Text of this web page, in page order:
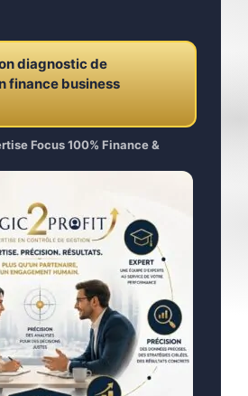
diagnostic de
finance business
Focus 100% Finance &